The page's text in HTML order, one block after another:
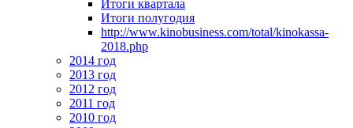
Итоги квартала
Итоги полугодия
http://www.kinobusiness.com/total/kinokassa-
2018.php
2014 год
2013 год
2012 год
2011 год
2010 год